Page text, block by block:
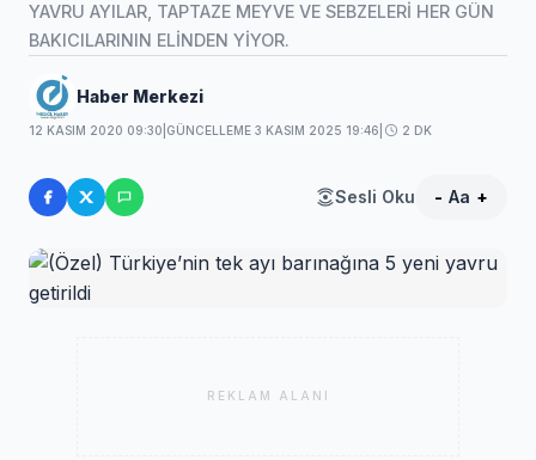
YAVRU AYILAR, TAPTAZE MEYVE VE SEBZELERİ HER GÜN
BAKICILARININ ELİNDEN YİYOR.
Haber Merkezi
12 KASIM 2020 09:30 GÜNCELLEME 3 KASIM 2025 19:46 2 DK
Sesli Oku - Aa +
REKLAM ALANI